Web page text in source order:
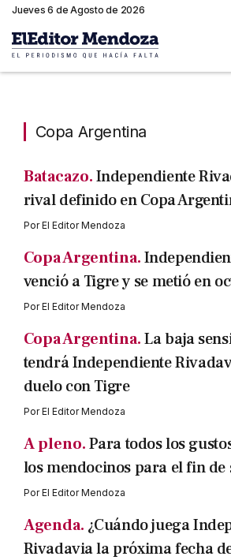
Jueves 6 de Agosto de 2026
Copa Argentina
Batacazo.Independiente
rival definido en Copa
PorEl Editor Mendoza
Copa Argentina.
venció a Tigre y se metió en
PorEl Editor Mendoza
Copa Argentina.La baja
tendrá Independiente
duelo con Tigre
PorEl Editor Mendoza
A pleno.Para todos los
los mendocinos para el fin de
PorEl Editor Mendoza
Agenda. ¿Cuándo juega
Rivadavia la próxima fecha